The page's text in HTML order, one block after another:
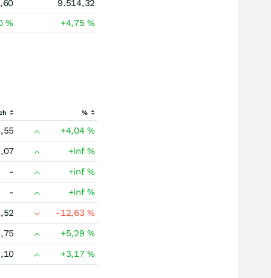
9.514,32
% +4,75%
%
+4,04%
+inf%
- +inf%
- +inf%
-12,63%
+5,29%
+3,17%